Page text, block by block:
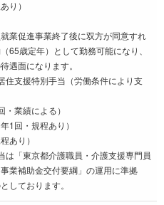
り）
業促進事業終了後に双方が同意すれ
65歳定年）として勤務可能になり、
遇面になります。
住支援特別手当（労働条件により支
・業績による）
1回・規程あり）
あり）
は「東京都介護職員・介護支援専門員
業補助金交付要綱」の運用に準拠
しております。